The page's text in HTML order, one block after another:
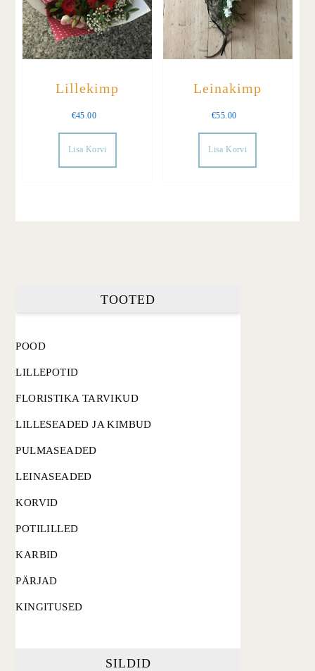
Lillekimp
€45.00
Lisa Korvi
Leinakimp
€55.00
Lisa Korvi
TOOTED
POOD
LILLEPOTID
FLORISTIKA TARVIKUD
LILLESEADED JA KIMBUD
PULMASEADED
LEINASEADED
KORVID
POTILILLED
KARBID
PÄRJAD
KINGITUSED
SILDID